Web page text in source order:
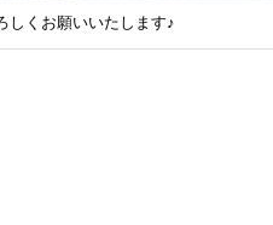
しくお願いいたします♪